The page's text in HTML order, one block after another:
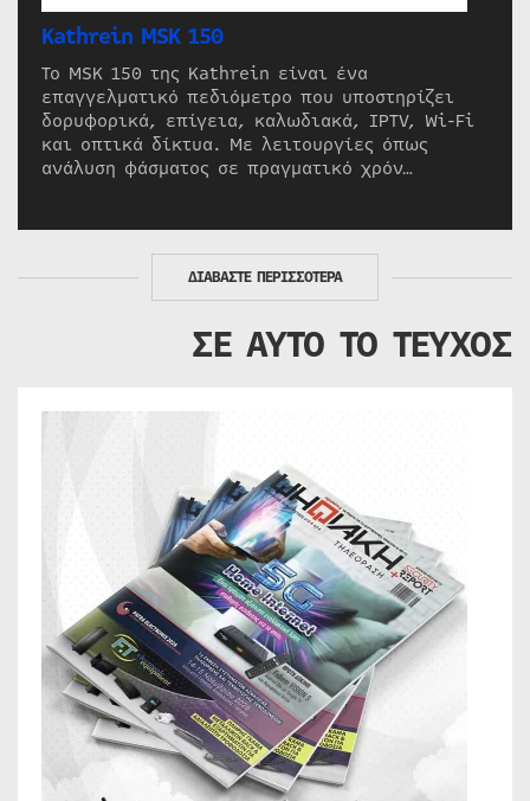
Kathrein MSK 150
Το MSK 150 της Kathrein είναι ένα
επαγγελματικό πεδιόμετρο που υποστηρίζει
δορυφορικά, επίγεια, καλωδιακά, IPTV, Wi-Fi
και οπτικά δίκτυα. Με λειτουργίες όπως
ανάλυση φάσματος σε πραγματικό χρόν…
ΔΙΑΒΑΣΤΕ ΠΕΡΙΣΣΟΤΕΡΑ
ΣΕ ΑΥΤΟ ΤΟ ΤΕΥΧΟΣ